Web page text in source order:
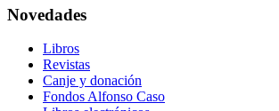
Novedades
Libros
Revistas
Canje y donación
Fondos Alfonso Caso